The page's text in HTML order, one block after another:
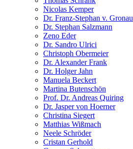
Nicolas Kemper
Dr. Franz-Stephan v. Gronau
Dr. Stephan Salzmann
Zeno Eder
Dr. Sandro Ulrici
Christoph Obermeier
Dr. Alexander Frank
Dr. Holger Jahn
Manuela Beckert
Martina Butenschön
Prof. Dr. Andreas Quiring
Dr. Jasper von Hoerner
Christina Siegert
Matthias Wißmach
Neele Schröder
Cristan Gerhold